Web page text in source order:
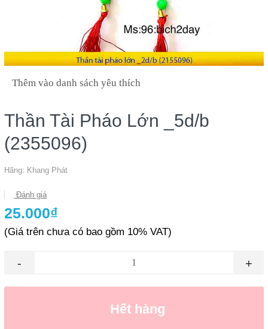
Thêm vào danh sách yêu thích
Thần Tài Pháo Lớn _5d/b
(2355096)
Hãng: Khang Phát
Đánh giá
25.000₫
(Giá trên chưa có bao gồm 10% VAT)
- +
Hết hàng